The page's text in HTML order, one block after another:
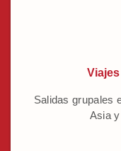
Salidas grupales
Asia